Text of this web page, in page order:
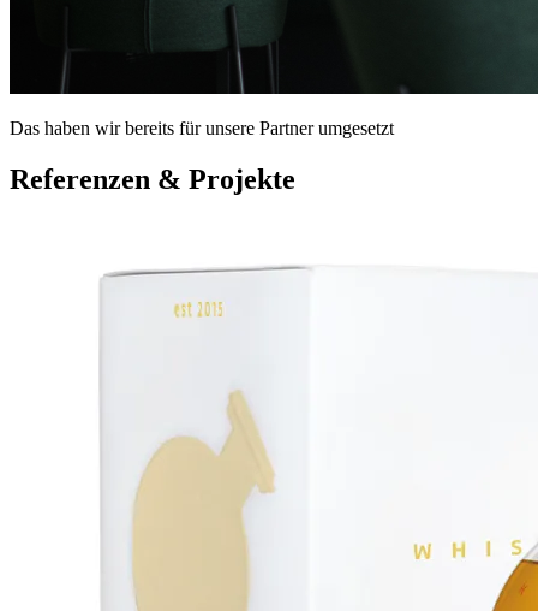
Das haben wir bereits für unsere Partner umgesetzt
Referenzen & Projekte